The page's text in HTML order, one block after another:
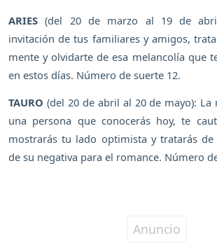
ARIES (del 20 de marzo al 19 de
invitación de tus familiares y amigos,
mente y olvidarte de esa melancolía que
en estos días. Número de suerte 12.
TAURO (del 20 de abril al 20 de mayo):
una persona que conocerás hoy, te
mostrarás tu lado optimista y tratarás
de su negativa para el romance. Número